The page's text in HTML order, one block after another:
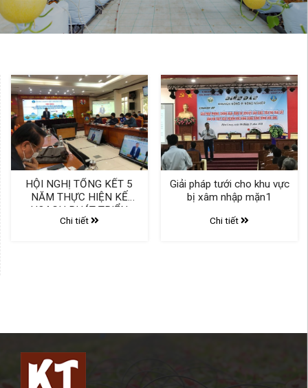
HỘI NGHỊ TỔNG KẾT 5
NĂM THỰC HIỆN KẾ
HOẠCH PHÁT TRIỂN
TƯỚI TIÊN TIẾN CỦA BỘ
Chi tiết
Giải pháp tưới cho khu vực
bị xâm nhập mặn1
Chi tiết